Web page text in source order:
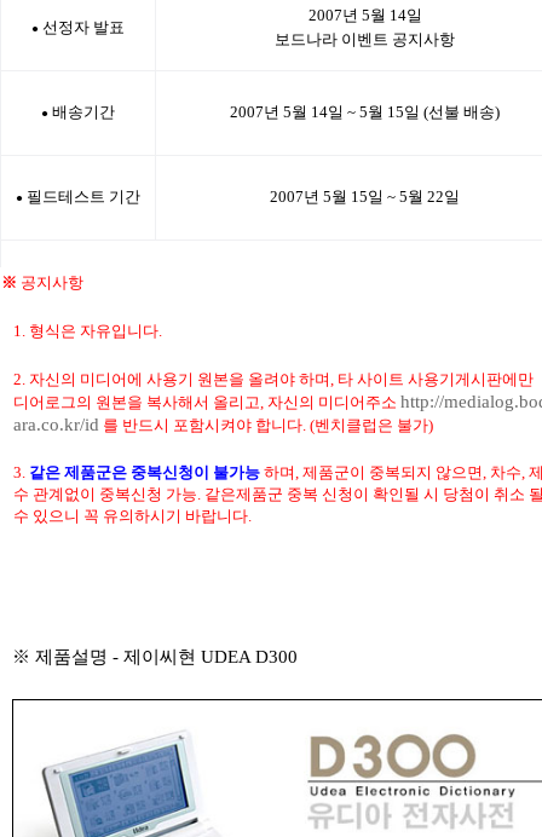
● 선정자 발표
2007년 5월 14일
보드나라 이벤트 공지사항
● 배송기간 2007년 5월 14일 ~ 5월 15일 (선불 배송)
● 필드테스트 기간 2007년 5월 15일 ~ 5월 22일
※ 공지사항
1. 형식은 자유입니다.
2. 자신의 미디어에 사용기 원본을 올려야 하며, 타 사이트 사용기게시판에만
디어로그의 원본을 복사해서 올리고, 자신의 미디어주소 http://
ara.co.kr/id 를 반드시 포함시켜야 합니다. (벤치클럽은 불가)
3. 같은 제품군은 중복신청이 불가능 하며, 제품군이 중복되지 않으면, 차수,
수 관계없이 중복신청 가능. 같은제품군 중복 신청이 확인될 시 당첨이 취소
수 있으니 꼭 유의하시기 바랍니다.
※ 제품설명 - 제이씨현 UDEA D300